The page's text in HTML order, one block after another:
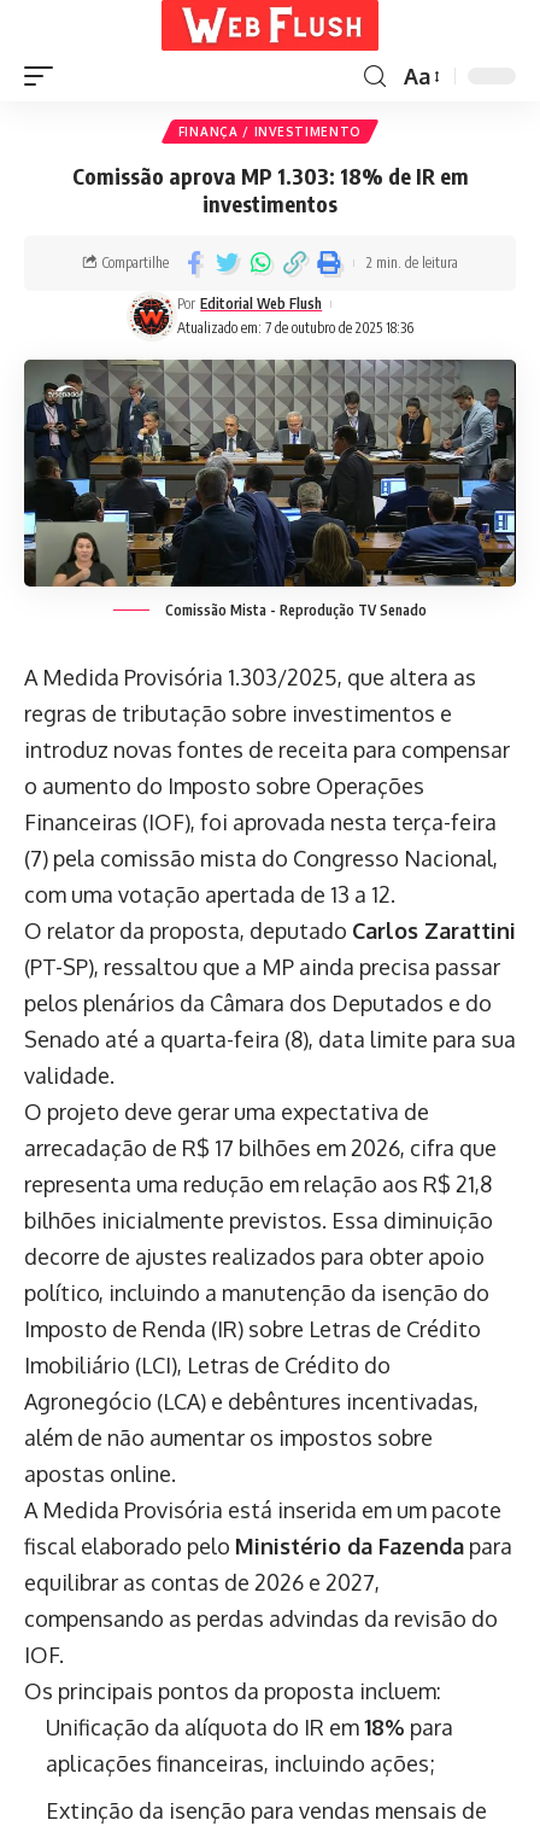
Aa
FINANÇA / INVESTIMENTO
Comissão aprova MP 1.303: 18% de IR em
investimentos
Atualizado em: 7 de outubro de 2025 18:36
Por Editorial Web Flush
Compartilhe 2 min. de leitura
Comissão Mista - Reprodução TV Senado
A Medida Provisória 1.303/2025, que altera as
regras de tributação sobre investimentos e
introduz novas fontes de receita para compensar
o aumento do Imposto sobre Operações
Financeiras (IOF), foi aprovada nesta terça-feira
(7) pela comissão mista do Congresso Nacional,
com uma votação apertada de 13 a 12.
O relator da proposta, deputado Carlos Zarattini
(PT-SP), ressaltou que a MP ainda precisa passar
pelos plenários da Câmara dos Deputados e do
Senado até a quarta-feira (8), data limite para sua
validade.
O projeto deve gerar uma expectativa de
arrecadação de R$ 17 bilhões em 2026, cifra que
representa uma redução em relação aos R$ 21,8
bilhões inicialmente previstos. Essa diminuição
decorre de ajustes realizados para obter apoio
político, incluindo a manutenção da isenção do
Imposto de Renda (IR) sobre Letras de Crédito
Imobiliário (LCI), Letras de Crédito do
Agronegócio (LCA) e debêntures incentivadas,
além de não aumentar os impostos sobre
apostas online.
A Medida Provisória está inserida em um pacote
fiscal elaborado pelo Ministério da Fazenda para
equilibrar as contas de 2026 e 2027,
compensando as perdas advindas da revisão do
IOF.
Os principais pontos da proposta incluem:
Unificação da alíquota do IR em18% para
aplicações financeiras, incluindo ações;
Extinção da isenção para vendas mensais de